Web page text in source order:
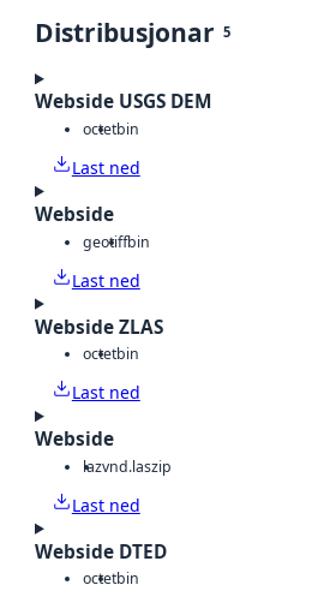
Distribusjonar 5
Webside USGS DEM
octetbin
Last ned
Webside
geotiffbin
Last ned
Webside ZLAS
octetbin
Last ned
Webside
lazvnd.laszip
Last ned
Webside DTED
octetbin